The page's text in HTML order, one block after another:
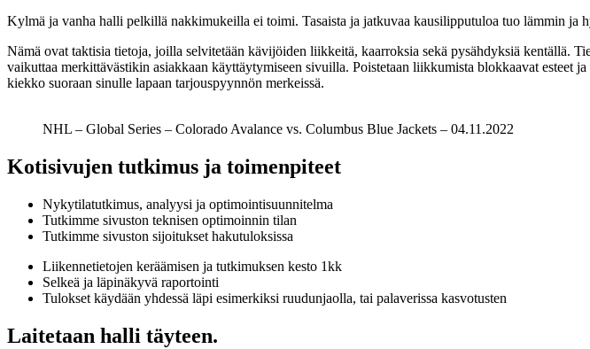
Kylmä ja vanha halli pelkillä nakkimukeilla ei toimi. Tasaista ja jatkuvaa kausilipputuloa tuo lämmin ja
Nämä ovat taktisia tietoja, joilla selvitetään kävijöiden liikkeitä, kaarroksia sekä pysähdyksiä kentällä.
vaikuttaa merkittävästikin asiakkaan käyttäytymiseen sivuilla. Poistetaan liikkumista blokkaavat esteet
kiekko suoraan sinulle lapaan tarjouspyynnön merkeissä.
NHL – Global Series – Colorado Avalance vs. Columbus Blue Jackets – 04.11.2022
Kotisivujen tutkimus ja toimenpiteet
Nykytilatutkimus, analyysi ja optimointisuunnitelma
Tutkimme sivuston teknisen optimoinnin tilan
Tutkimme sivuston sijoitukset hakutuloksissa
Liikennetietojen keräämisen ja tutkimuksen kesto 1kk
Selkeä ja läpinäkyvä raportointi
Tulokset käydään yhdessä läpi esimerkiksi ruudunjaolla, tai palaverissa kasvotusten
Laitetaan halli täyteen.